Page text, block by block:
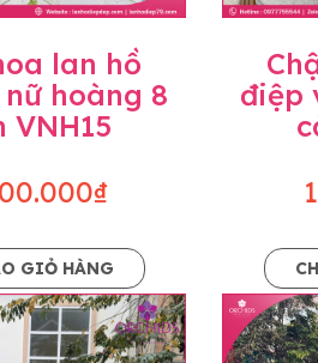
lan hồ
hoàng 8
VNH15
GIỎ HÀNG
điệp